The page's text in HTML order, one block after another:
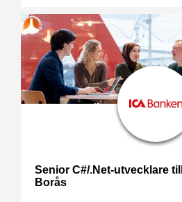
Senior C#/.Net-utvecklare
Borås